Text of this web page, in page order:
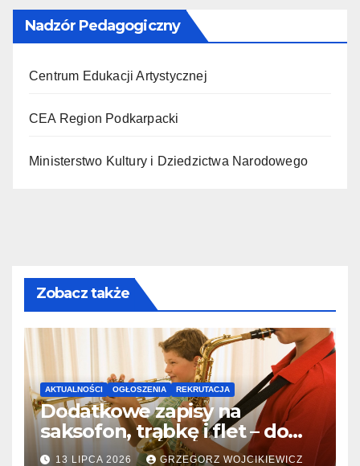
Nadzór Pedagogiczny
Centrum Edukacji Artystycznej
CEA Region Podkarpacki
Ministerstwo Kultury i Dziedzictwa Narodowego
Zobacz także
AKTUALNOŚCI OGŁOSZENIA REKRUTACJA
Dodatkowe zapisy na
saksofon, trąbkę i flet – do
31.07.2026
13 LIPCA 2026 GRZEGORZ WOJCIKIEWICZ